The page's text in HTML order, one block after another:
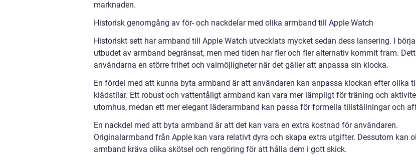
marknaden.
Historisk genomgång av för- och nackdelar med olika armband till Apple Watch
Historiskt sett har armband till Apple Watch utvecklats mycket sedan dess lansering. I
utbudet av armband begränsat, men med tiden har fler och fler alternativ kommit fram.
användarna en större frihet och valmöjligheter när det gäller att anpassa sin klocka.
En fördel med att kunna byta armband är att användaren kan anpassa klockan efter olika
klädstilar. Ett robust och vattentåligt armband kan vara mer lämpligt för träning och
utomhus, medan ett mer elegant läderarmband kan passa för formella tillställningar och
En nackdel med att byta armband är att det kan vara en extra kostnad för användaren.
Originalarmband från Apple kan vara relativt dyra och skapa extra utgifter. Dessutom kan
armband kräva olika skötsel och rengöring för att hålla dem i gott skick.